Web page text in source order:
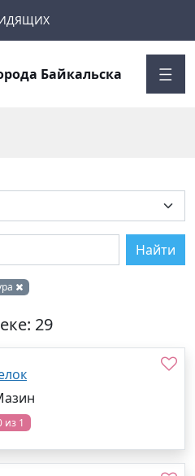
Найти
29
из 1
Найти
Байкальска